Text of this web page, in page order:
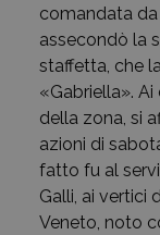
comandata da
assecondò la
staffetta, che
«Gabriella».
della zona, si
azioni di
fatto fu al
Galli, ai vertici
Veneto, noto